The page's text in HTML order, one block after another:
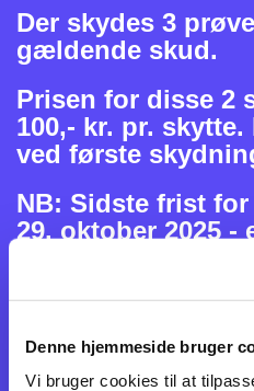
Denne hjemmeside bruger
Vi bruger cookies til at
Der skydes 3
gældende skud.
Prisen for disse 2
100,- kr. pr.
ved første
NB: Sidste frist
29. oktober 2025 -
fremlagte seddel